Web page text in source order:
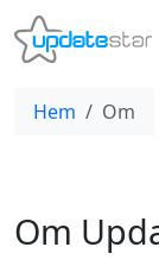
Hem Om
Om